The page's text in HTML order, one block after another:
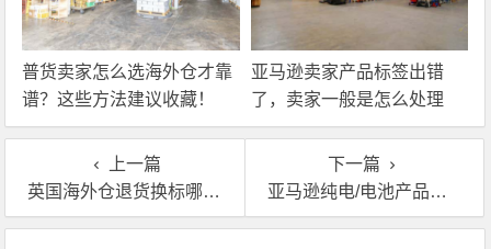
普货卖家怎么选海外仓才靠
谱？这些方法建议收藏！
亚马逊卖家产品标签出错
了，卖家一般是怎么处理
的？
上一篇
英国海外仓退货换标哪家正规？很多人都会踩的选仓大坑
下一篇
亚马逊纯电/电池产品，英国海外仓中转代发如何操作？